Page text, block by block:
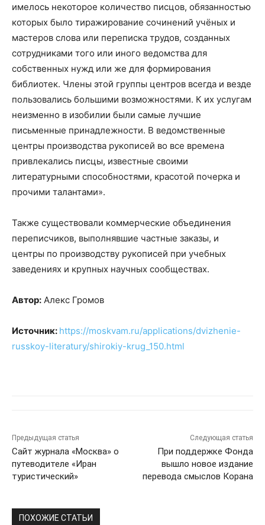
имелось некоторое количество писцов, обязанностью
которых было тиражирование сочинений учёных и
мастеров слова или переписка трудов, созданных
сотрудниками того или иного ведомства для
собственных нужд или же для формирования
библиотек. Члены этой группы центров всегда и везде
пользовались большими возможностями. К их услугам
неизменно в изобилии были самые лучшие
письменные принадлежности. В ведомственные
центры производства рукописей во все времена
привлекались писцы, известные своими
литературными способностями, красотой почерка и
прочими талантами».
Также существовали коммерческие объединения
переписчиков, выполнявшие частные заказы, и
центры по производству рукописей при учебных
заведениях и крупных научных сообществах.
Автор: Алекс Громов
Источник: https://moskvam.ru/applications/dvizhenie-
russkoy-literatury/shirokiy-krug_150.html
Предыдущая статья
Сайт журнала «Москва» о
путеводителе «Иран
туристический»
Следующая статья
При поддержке Фонда
вышло новое издание
перевода смыслов Корана
ПОХОЖИЕ СТАТЬИ